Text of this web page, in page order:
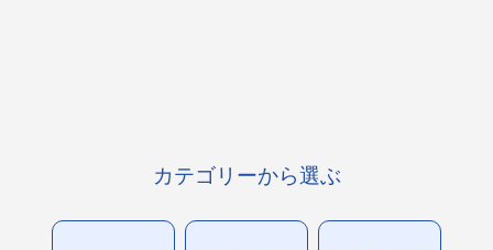
カテゴリーから選ぶ